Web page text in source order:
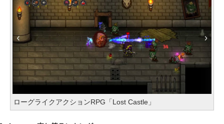
ローグライクアクションRPG「Lost Castle」